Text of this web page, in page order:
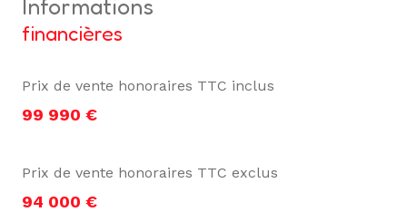
informations
financières
Prix de vente honoraires TTC inclus
99 990 €
Prix de vente honoraires TTC exclus
94 000 €